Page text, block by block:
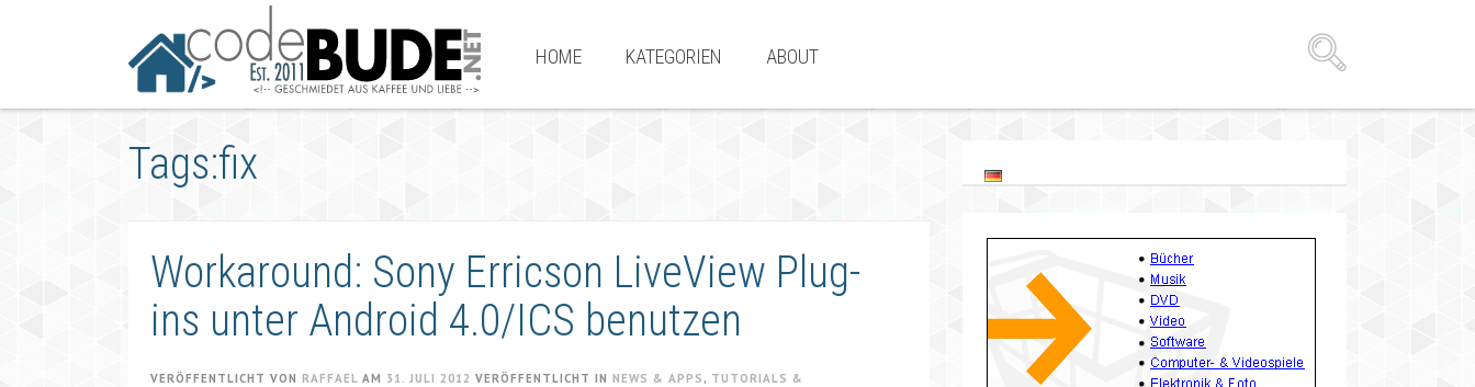
HOME KATEGORIEN ABOUT
Tags:fix
Workaround: Sony Erricson LiveView Plug-
ins unter Android 4.0/ICS benutzen
VERÖFFENTLICHT VON RAFFAEL AM 31. JULI 2012 VERÖFFENTLICHT IN NEWS & APPS , TUTORIALS &